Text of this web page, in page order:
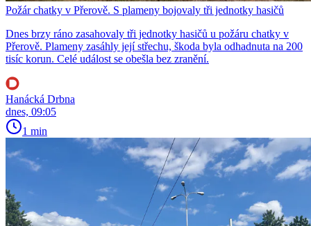
Požár chatky v Přerově. S plameny bojovaly tři jednotky hasičů
Dnes brzy ráno zasahovaly tři jednotky hasičů u požáru chatky v
Přerově. Plameny zasáhly její střechu, škoda byla odhadnuta na 200
tisíc korun. Celé událost se obešla bez zranění.
Hanácká Drbna
dnes, 09:05
1 min